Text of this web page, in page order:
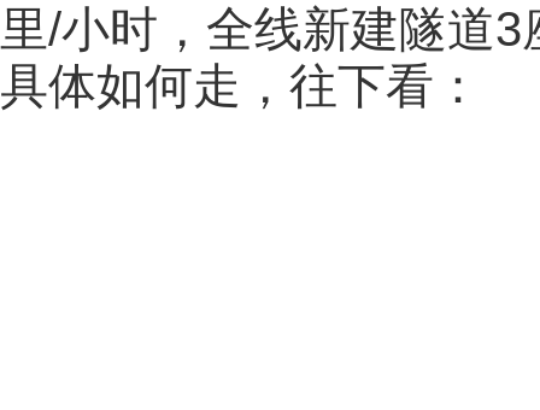
里/小时，全线新建隧道
具体如何走，往下看：